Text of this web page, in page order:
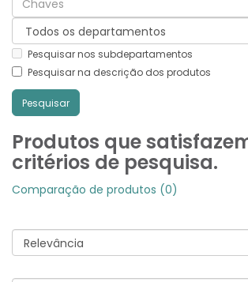
Pesquisar nos subdepartamentos
Pesquisar na descrição dos produtos
Produtos que
critérios de pesquisa.
Comparação de produtos (0)